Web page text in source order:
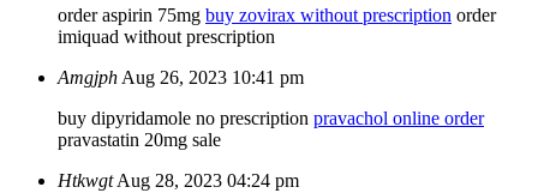
order aspirin 75mg buy zovirax without prescription order
imiquad without prescription
Amgjph Aug 26, 2023 10:41 pm
buy dipyridamole no prescription pravachol online order
pravastatin 20mg sale
Htkwgt Aug 28, 2023 04:24 pm